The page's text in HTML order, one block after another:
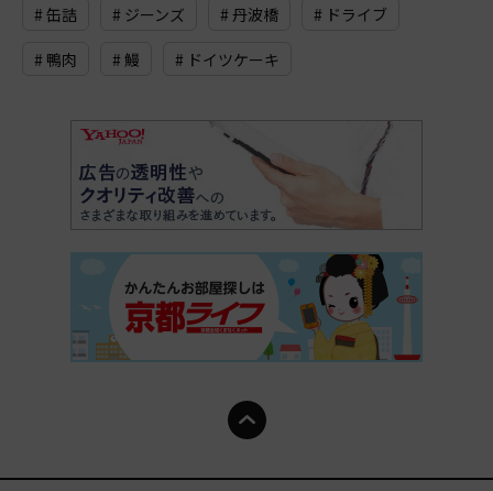
# 缶詰 # ジーンズ # 丹波橋 # ドライブ
# 鴨肉 # 鰻 # ドイツケーキ